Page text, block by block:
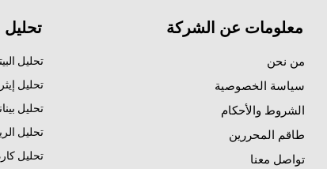
معلومات عن الشركة
من نحن
سياسة الخصوصية
الشروط والأحكام
طاقم المحررين
تواصل معنا
تحليل
تحليل
تحليل
تحليل
تحليل
تحليل